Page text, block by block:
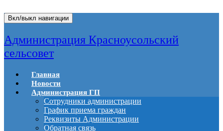
Вкл/выкл навигации
Администрация Красноусольский
сельсовет
Главная
Новости
Администрация ГП
Сотрудники администрации
График приема граждан
Реквизиты Администрации
Обратная связь